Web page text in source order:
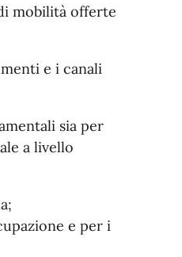
mobilità offerte
e i canali
sia per
a livello
e per i